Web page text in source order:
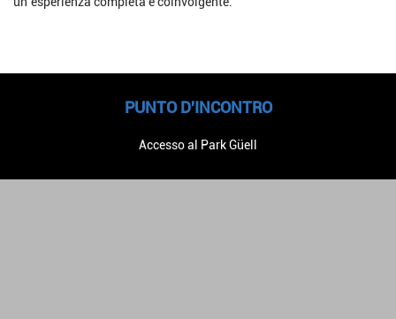
PUNTO D'INCONTRO
Accesso al Park Güell